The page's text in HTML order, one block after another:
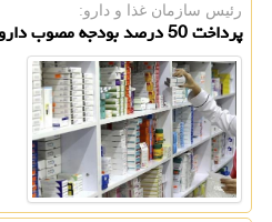
رئیس سازمان غذا و دارو:
پرداخت 50 درصد بودجه مصوب دارویار